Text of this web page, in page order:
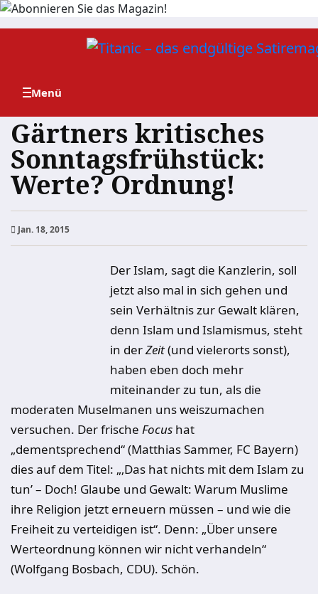
Zum
Gärtners kritisches
Sonntagsfrühstück:
Werte? Ordnung!
Jan. 18, 2015
Der Islam, sagt die Kanzlerin, soll
jetzt also mal in sich gehen und
sein Verhältnis zur Gewalt klären,
denn Islam und Islamismus, steht
in derZeit(und vielerorts sonst),
haben eben doch mehr
miteinander zu tun, als die
moderaten Muselmanen uns weiszumachen
versuchen. Der frische Focus hat
„dementsprechend“ (Matthias Sammer, FC Bayern)
dies auf dem Titel: „‚Das hat nichts mit dem Islam zu
tun’ – Doch! Glaube und Gewalt: Warum Muslime
ihre Religion jetzt erneuern müssen – und wie die
Freiheit zu verteidigen ist“. Denn: „Über unsere
Werteordnung können wir nicht verhandeln“
(Wolfgang Bosbach, CDU). Schön.